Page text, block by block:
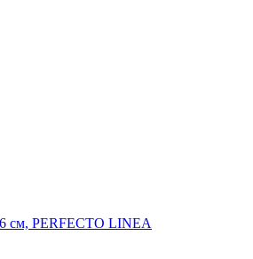
см, PERFECTO LINEA